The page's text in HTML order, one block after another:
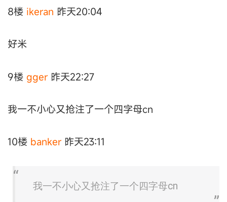
8楼 ikeran 昨天20:04
好米
9楼 gger 昨天22:27
我一不小心又抢注了一个四字母cn
10楼 banker 昨天23:11
我一不小心又抢注了一个四字母cn